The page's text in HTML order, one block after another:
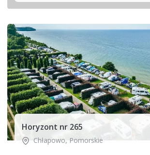
Horyzont nr 265
Chłapowo,Pomorskie